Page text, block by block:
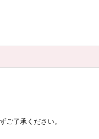
ご了承ください。